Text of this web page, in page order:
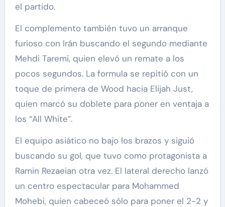
el partido.
El complemento también tuvo un arranque
furioso con Irán buscando el segundo mediante
Mehdi Taremi, quien elevó un remate a los
pocos segundos. La formula se repitió con un
toque de primera de Wood hacia Elijah Just,
quien marcó su doblete para poner en ventaja a
los “All White”.
El equipo asiático no bajo los brazos y siguió
buscando su gol, que tuvo como protagonista a
Ramin Rezaeian otra vez. El lateral derecho lanzó
un centro espectacular para Mohammed
Mohebi, quien cabeceó sólo para poner el 2-2 y